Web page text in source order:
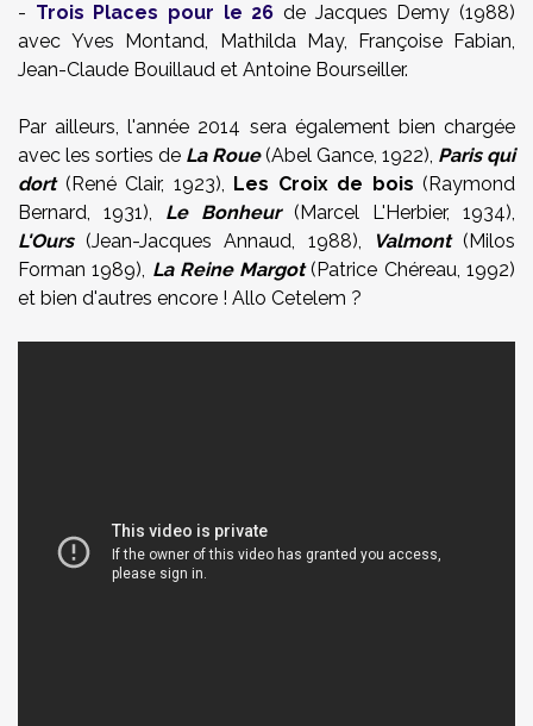
- Trois Places pour le 26 de Jacques Demy (1988)
avecYves Montand, Mathilda May, Françoise Fabian,
Jean-Claude Bouillaud et Antoine Bourseiller.
Par ailleurs, l'année 2014 sera également bien chargée
avec les sorties de La Roue(Abel Gance, 1922), Paris qui
dort(René Clair, 1923), Les Croix de bois (Raymond
Bernard, 1931), Le Bonheur(Marcel L'Herbier, 1934),
L'Ours(Jean-Jacques Annaud, 1988), Valmont(Milos
Forman 1989), La Reine Margot(Patrice Chéreau, 1992)
et bien d'autres encore ! Allo Cetelem ?